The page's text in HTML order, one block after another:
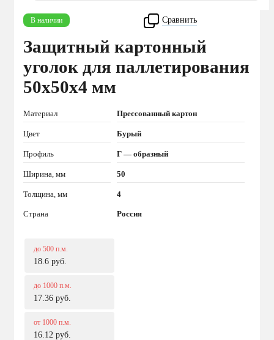
В наличии Сравнить
Защитный картонный
уголок для паллетирования
50x50x4 мм
Материал Прессованный картон
Цвет Бурый
Профиль Г — образный
Ширина, мм 50
Толщина, мм 4
Страна Россия
до 500 п.м.
18.6 руб.
до 1000 п.м.
17.36 руб.
от 1000 п.м.
16.12 руб.